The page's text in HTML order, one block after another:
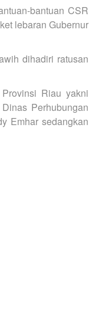
bantuan CSR
lebaran Gubernur
dihadiri ratusan
Riau yakni
Perhubungan
Emhar sedangkan